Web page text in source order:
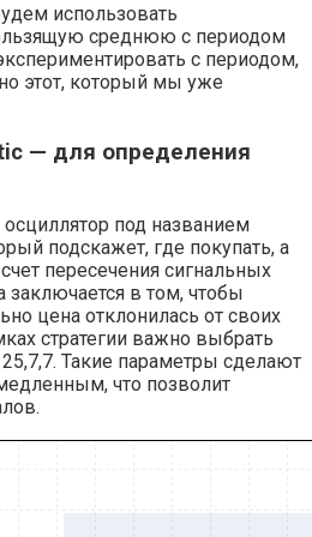
использовать
среднюю с периодом
с периодом,
этот, который мы уже
— для определения
под названием
подскажет, где покупать, а
пересечения сигнальных
заключается в том, чтобы
цена отклонилась от своих
стратегии важно выбрать
Такие параметры сделают
что позволит